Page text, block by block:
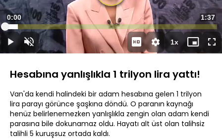
DuraklatSesi
Aç
Süre
0:00
Süre
1:37
Yüklendi:
6.13%
1xOynatma
Hızı
Mini
oynatıcı
Hesabına yanlışlıkla 1 trilyon lira yattı!
Van'da kendi halindeki bir adam hesabına gelen 1 trilyon
lira parayı görünce şaşkına döndü. O paranın kaynağı
henüz belirlenemezken yanlışlıkla zengin olan adam kendi
parasına bile dokunamaz oldu. Hayatı alt üst olan talihsiz
talihli 5 kuruşsuz ortada kaldı.